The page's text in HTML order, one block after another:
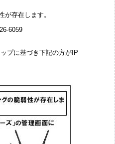
が存在します。
6059
プに基づき下記の方がIP